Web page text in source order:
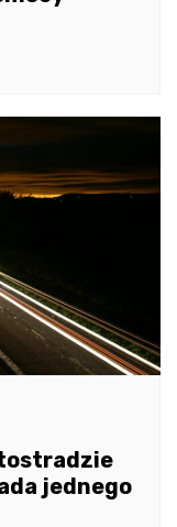
jednego